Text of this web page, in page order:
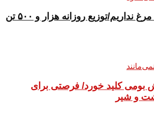
کمبودی در عرضه مرغ نداریم/توزیع روزانه هزار و ۵۰۰ تن
بومی کلید خورد/ فرصتی برای
و شیر